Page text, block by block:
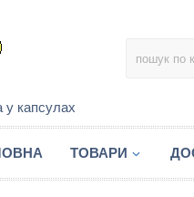
у капсулах
ТОВАРИ